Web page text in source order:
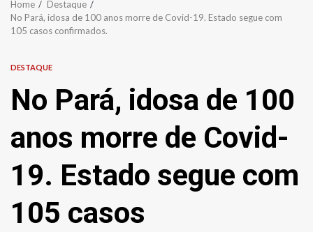
Home
Destaque
No Pará, idosa de 100 anos morre de Covid-19. Estado segue com
105 casos confirmados.
DESTAQUE
No Pará, idosa de 100
anos morre de Covid-
19. Estado segue com
105 casos